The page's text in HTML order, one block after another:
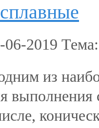
06-2019
из